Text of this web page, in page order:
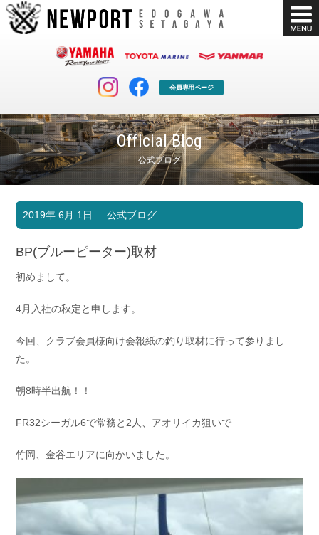
会員専用ページ
Official Blog
公式ブログ
マリンクラブ
マリンライフを堪能したい！
ボート販売
ボート免許
長年の実績と信頼！
Shop Info.
お問い合わせ
Contact us
会社概要
Company
Recruit
2019年 6月 1日 公式ブログ
BP(ブルーピーター)取材
初めまして。
4月入社の秋定と申します。
今回、クラブ会員様向け会報紙の釣り取材に行って参りまし
た。
朝8時半出航！！
FR32シーガル6で常務と2人、アオリイカ狙いで
竹岡、金谷エリアに向かいました。